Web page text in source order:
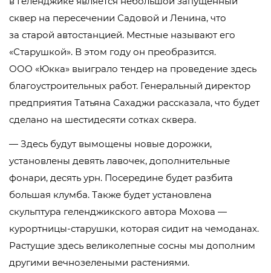
сквер на пересечении Садовой и Ленина, что
за старой автостанцией. Местные называют его
«Старушкой». В этом году он преобразится.
ООО «Юкка» выиграло тендер на проведение здесь
благоустроительных работ. Генеральный директор
предприятия Татьяна Сахаджи рассказала, что будет
сделано на шестидесяти сотках сквера.
— Здесь будут вымощены новые дорожки,
установлены девять лавочек, дополнительные
фонари, десять урн. Посередине будет разбита
большая клумба. Также будет установлена
скульптура геленджикского автора Мохова —
курортницы-старушки, которая сидит на чемоданах.
Растущие здесь великолепные сосны мы дополним
другими вечнозелеными растениями.